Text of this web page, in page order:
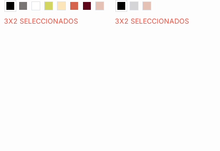
3X2 SELECCIONADOS 3X2 SELECCIONADOS